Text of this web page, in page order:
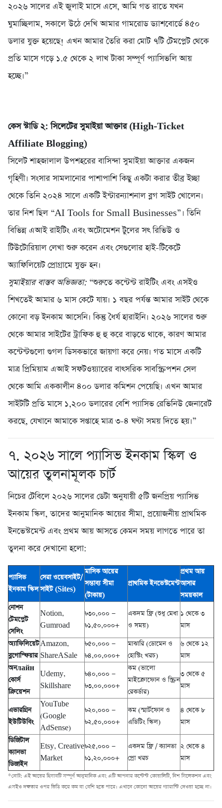
২০২৬ সালের এই জুলাই মাসে এসে, আমি গত রাতে যখন
ঘুমাচ্ছিলাম, সকালে উঠে দেখি আমার গামরোড ড্যাশবোর্ডে ৪৫০
ডলার যুক্ত হয়েছে! এখন আমার তৈরি করা মোট ৭টি টেমপ্লেট থেকে
প্রতি মাসে গড়ে ১.৫ থেকে ২ লাখ টাকা সম্পূর্ণ প্যাসিভলি আয়
হচ্ছে।”
কেস স্টাডি ২: সিলেটের সুমাইয়া আক্তার (High-Ticket
Affiliate Blogging)
সিলেট শাহজালাল উপশহরের বাসিন্দা সুমাইয়া আক্তার একজন
গৃহিণী। সংসার সামলানোর পাশাপাশি কিছু একটা করার তীব্র ইচ্ছা
থেকে তিনি ২০২৪ সালে একটি ইন্টারন্যাশনাল ব্লগ সাইট খোলেন।
তার নিশ ছিল “AI Tools for Small Businesses”। তিনি
বিভিন্ন এআই রাইটিং এবং অটোমেশন টুলের সৎ রিভিউ ও
টিউটোরিয়াল লেখা শুরু করেন এবং সেগুলোর হাই-টিকেটে
অ্যাফিলিয়েট প্রোগ্রামে যুক্ত হন।
সুমাইয়ার বাস্তব অভিজ্ঞতা: “শুরুতে কন্টেন্ট রাইটিং এবং এসইও
শিখতেই আমার ৬ মাস কেটে যায়। ১ বছর পর্যন্ত আমার সাইট থেকে
কোনো বড় ইনকাম আসেনি। কিন্তু ধৈর্য হারাইনি। ২০২৬ সালের শুরু
থেকে আমার সাইটের ট্রাফিক হু হু করে বাড়তে থাকে, কারণ আমার
কন্টেন্টগুলো গুগল ডিসকভারে জায়গা করে নেয়। গত মাসে একটি
মাত্র প্রিমিয়াম এআই সফটওয়্যারের বাৎসরিক সাবস্ক্রিপশন সেল
থেকে আমি এককালীন ৪০০ ডলার কমিশন পেয়েছি। এখন আমার
সাইটটি প্রতি মাসে ১,২০০ ডলারের বেশি প্যাসিভ রেভিনিউ জেনারেট
করছে, যেখানে আমাকে সপ্তাহে মাত্র ৩-৪ ঘণ্টা সময় দিতে হয়।”
৭. ২০২৬ সালে প্যাসিভ ইনকাম স্কিল ও
আয়ের তুলনামূলক চার্ট
নিচের টেবিলে ২০২৬ সালের ডেটা অনুযায়ী ৫টি জনপ্রিয় প্যাসিভ
ইনকাম স্কিল, তাদের আনুমানিক আয়ের সীমা, প্রয়োজনীয় প্রাথমিক
ইনভেস্টমেন্ট এবং প্রথম আয় আসতে কেমন সময় লাগতে পারে তা
তুলনা করে দেখানো হলো:
প্যাসিভ
ইনকাম স্কিল
সেরা ওয়েবসাইট/
সাইট (Sites)
মাসিক আয়ের
সম্ভাব্য সীমা
(টাকায়)
প্রাথমিক ইনভেস্টমেন্ট
প্রথম আয়
আসার
সময়কাল
নোশন
টেমপ্লেট
সেলিং
Notion,
Gumroad
৳৩০,০০০ —
৳১,৫০,০০০+
একদম ফ্রি (শুধু মেধা
ও সময়)
১ থেকে ৩
মাস
অ্যাফিলিয়েট
ব্লগোস্ফিয়ার
Amazon,
ShareASale
৳৫০,০০০ —
৳৪,০০,০০০+
মাঝারি (ডোমেন ও
হোস্টিং খরচ)
৬ থেকে ১২
মাস
অনлайн
কোর্স
ক্রিয়েশন
Udemy,
Skillshare
৳৪০,০০০ —
৳৩,০০,০০০+
কম (ভালো
মাইক্রোফোন ও স্ক্রিন
রেকর্ডার)
৩ থেকে ৫
মাস
এভারগ্রিন
ইউটিউবিং
YouTube
(Google
AdSense)
৳২০,০০০ —
৳২,৫০,০০০+
কম (স্মার্টফোন ও
এডিটিং স্কিল)
৪ থেকে ৮
মাস
ডিজিটাল
ক্যানভা
ডিজাইন
Etsy, Creative
Market
৳২৫,০০০ —
৳১,২০,০০০+
একদম ফ্রি / ক্যানভা
প্রো খরচ
২ থেকে ৪
মাস
*নোট: এই আয়ের হিসাবটি সম্পূর্ণ আনুমানিক এবং এটি আপনার কন্টেন্ট কোয়ালিটি, নিশ সিলেকশন এবং
এসইও দক্ষতার ওপর ভিত্তি করে কম বা বেশি হতে পারে। এখানে কোনো আয়ের গ্যারান্টি দেওয়া হচ্ছে না।